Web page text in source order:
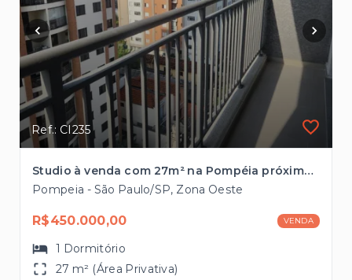
Ref.: CI235
Studio à venda com 27m² na Pompéia próximo à futura estação de Metrô
Pompeia - São Paulo/SP, Zona Oeste
R$450.000,00 VENDA
1 Dormitório
27 m² (Área Privativa)